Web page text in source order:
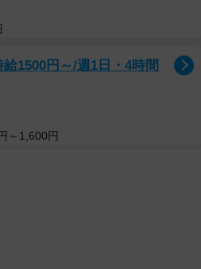
り金、財産を全て巻き上げられる
に働き、なおさら「無宗教」を標
として宗教は存在してきたはず
択肢が狭められ、少し淋しい人生
運営主体たる宗教法人が継続的に
。国は宗教法人が行う事業を収益
1500円～/週1日・4時間
～1,600円